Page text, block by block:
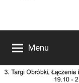
Menu